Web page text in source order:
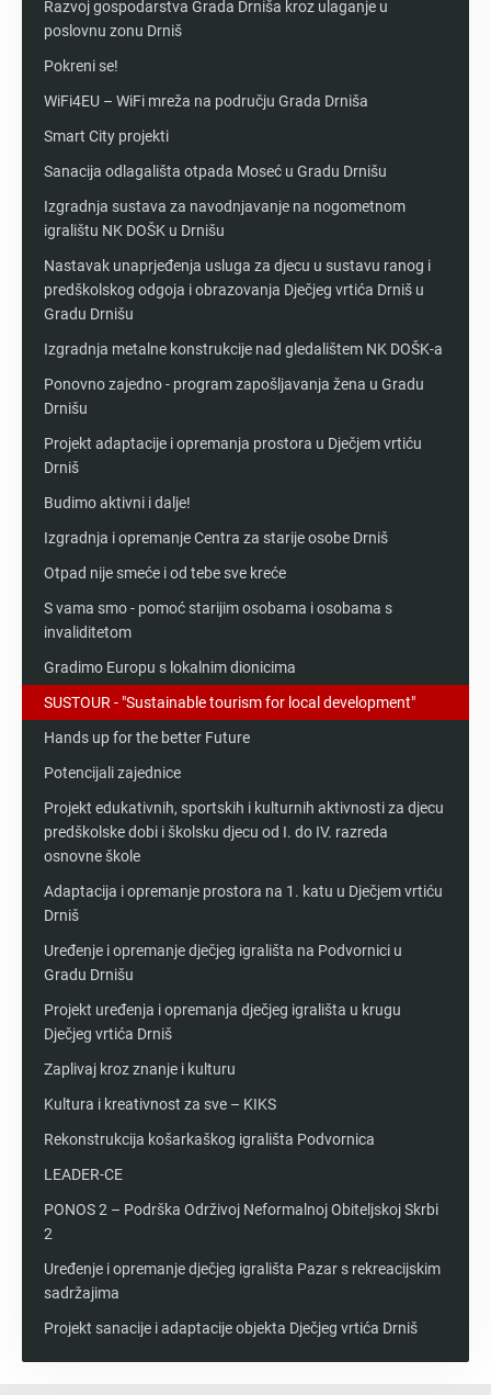
Razvoj gospodarstva Grada Drniša kroz ulaganje u
poslovnu zonu Drniš
Pokreni se!
WiFi4EU – WiFi mreža na području Grada Drniša
Smart City projekti
Sanacija odlagališta otpada Moseć u Gradu Drnišu
Izgradnja sustava za navodnjavanje na nogometnom
igralištu NK DOŠK u Drnišu
Nastavak unaprjeđenja usluga za djecu u sustavu ranog i
predškolskog odgoja i obrazovanja Dječjeg vrtića Drniš u
Gradu Drnišu
Izgradnja metalne konstrukcije nad gledalištem NK DOŠK-a
Ponovno zajedno - program zapošljavanja žena u Gradu
Drnišu
Projekt adaptacije i opremanja prostora u Dječjem vrtiću
Drniš
Budimo aktivni i dalje!
Izgradnja i opremanje Centra za starije osobe Drniš
Otpad nije smeće i od tebe sve kreće
S vama smo - pomoć starijim osobama i osobama s
invaliditetom
Gradimo Europu s lokalnim dionicima
SUSTOUR - "Sustainable tourism for local development"
Hands up for the better Future
Potencijali zajednice
Projekt edukativnih, sportskih i kulturnih aktivnosti za djecu
predškolske dobi i školsku djecu od I. do IV. razreda
osnovne škole
Adaptacija i opremanje prostora na 1. katu u Dječjem vrtiću
Drniš
Uređenje i opremanje dječjeg igrališta na Podvornici u
Gradu Drnišu
Projekt uređenja i opremanja dječjeg igrališta u krugu
Dječjeg vrtića Drniš
Zaplivaj kroz znanje i kulturu
Kultura i kreativnost za sve – KIKS
Rekonstrukcija košarkaškog igrališta Podvornica
LEADER-CE
PONOS 2 – Podrška Održivoj Neformalnoj Obiteljskoj Skrbi
2
Uređenje i opremanje dječjeg igrališta Pazar s rekreacijskim
sadržajima
Projekt sanacije i adaptacije objekta Dječjeg vrtića Drniš